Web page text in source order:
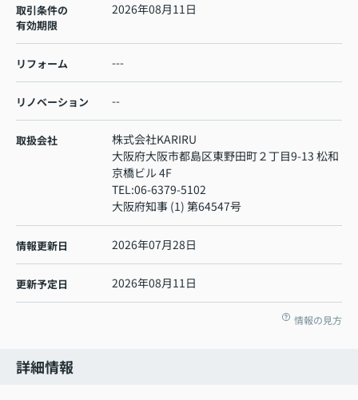
取引条件の
有効期限
2026年08月11日
リフォーム ---
リノベーション --
取扱会社
株式会社KARIRU
大阪府大阪市都島区東野田町２丁目9-13 松和
京橋ビル 4F
TEL:06-6379-5102
大阪府知事 (1) 第64547号
情報更新日 2026年07月28日
更新予定日 2026年08月11日
情報の見方
詳細情報